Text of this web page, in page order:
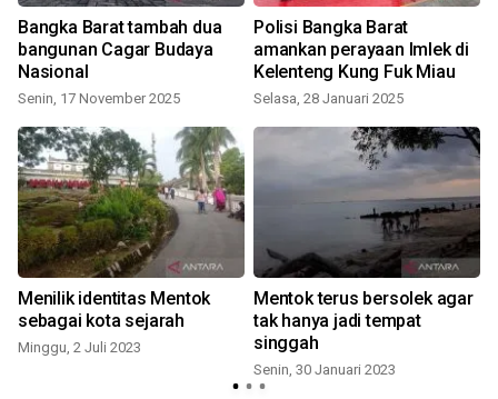
Bangka Barat tambah dua
bangunan Cagar Budaya
Nasional
Senin, 17 November 2025
Polisi Bangka Barat
amankan perayaan Imlek di
Kelenteng Kung Fuk Miau
Selasa, 28 Januari 2025
Menilik identitas Mentok
sebagai kota sejarah
Minggu, 2 Juli 2023
Mentok terus bersolek agar
tak hanya jadi tempat
singgah
Senin, 30 Januari 2023